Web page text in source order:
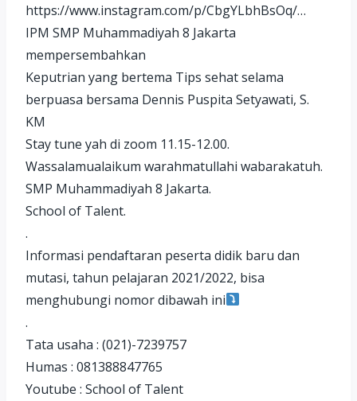
https://www.instagram.com/p/CbgYLbhBsOq/…
IPM SMP Muhammadiyah 8 Jakarta
mempersembahkan
Keputrian yang bertema Tips sehat selama
berpuasa bersama Dennis Puspita Setyawati, S.
KM
Stay tune yah di zoom 11.15-12.00.
Wassalamualaikum warahmatullahi wabarakatuh.
SMP Muhammadiyah 8 Jakarta.
School of Talent.
.
Informasi pendaftaran peserta didik baru dan
mutasi, tahun pelajaran 2021/2022, bisa
menghubungi nomor dibawah ini
.
Tata usaha : (021)-7239757
Humas : 081388847765
Youtube : School of Talent